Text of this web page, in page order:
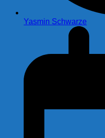
Yasmin Schwarze